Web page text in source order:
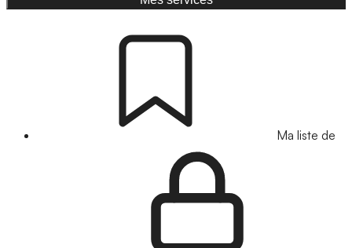
Ma liste de